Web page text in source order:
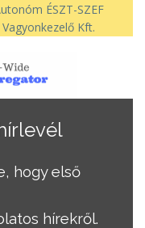
ÉSZT-SZEF
Vagyonkezelő Kft.
hogy első
hírekről.